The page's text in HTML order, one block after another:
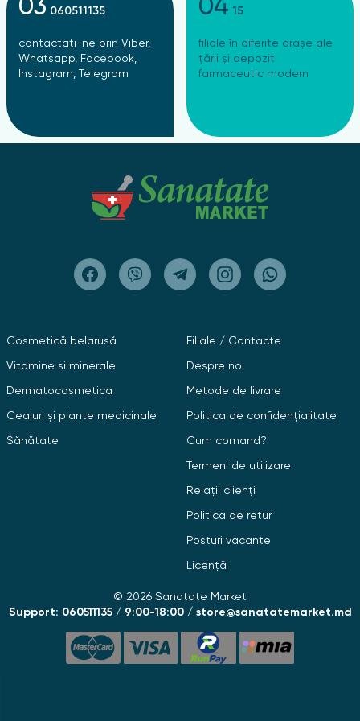
03 060511135
contactați-ne prin Viber,
Whatsapp, Facebook,
Instagram, Telegram
04 15
filiale în diferite orașe ale
țării și depozit
farmaceutic modern
Cosmetică belarusă
Vitamine si minerale
Dermatocosmetica
Ceaiuri și plante medicinale
Sănătate
Filiale / Contacte
Despre noi
Metode de livrare
Politica de confidențialitate
Cum comand?
Termeni de utilizare
Relații clienți
Politica de retur
Posturi vacante
Licență
© 2026 Sanatate Market
Support: 060511135 / 9:00-18:00 / store@sanatatemarket.md